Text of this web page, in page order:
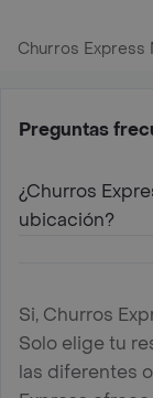
Churros Express
Preguntas
¿Churros
ubicación?
Si, Churros
Solo elige tu
las diferentes